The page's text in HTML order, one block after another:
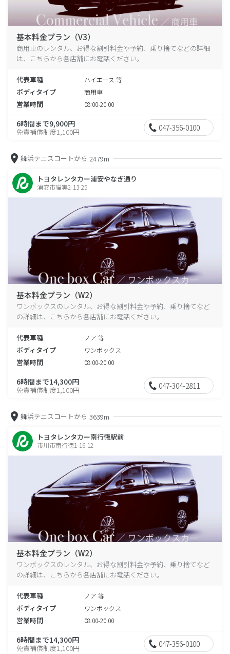
基本料金プラン（V3）
商用車のレンタル、お得な割引料金や予約、乗り捨てなどの詳細
は、こちらから各店舗にお電話ください。
代表車種 ハイエース 等
ボディタイプ 商用車
営業時間 08:00-20:00
6時間まで9,900円
免責補償制度1,100円 047-356-0100
舞浜テニスコートから 2479m
トヨタレンタカー浦安やなぎ通り
浦安市猫実2-13-25
基本料金プラン（W2）
ワンボックスのレンタル、お得な割引料金や予約、乗り捨てなど
の詳細は、こちらから各店舗にお電話ください。
代表車種 ノア 等
ボディタイプ ワンボックス
営業時間 08:00-20:00
6時間まで14,300円
免責補償制度1,100円 047-304-2811
舞浜テニスコートから 3639m
トヨタレンタカー南行徳駅前
市川市南行徳1-16-12
基本料金プラン（W2）
ワンボックスのレンタル、お得な割引料金や予約、乗り捨てなど
の詳細は、こちらから各店舗にお電話ください。
代表車種 ノア 等
ボディタイプ ワンボックス
営業時間 08:00-20:00
6時間まで14,300円
免責補償制度1,100円 047-356-0100